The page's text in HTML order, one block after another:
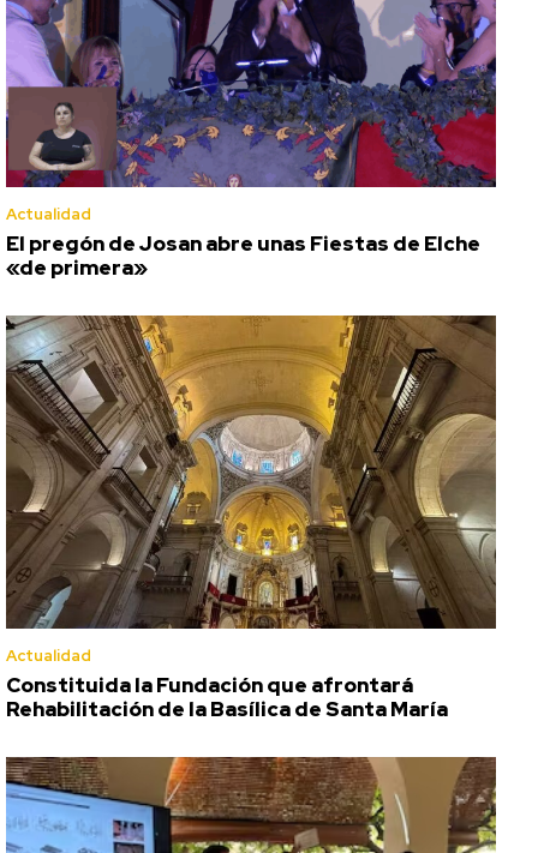
Actualidad
El pregón de Josan abre unas Fiestas de Elche
«de primera»
Actualidad
Constituida la Fundación que afrontará
Rehabilitación de la Basílica de Santa María